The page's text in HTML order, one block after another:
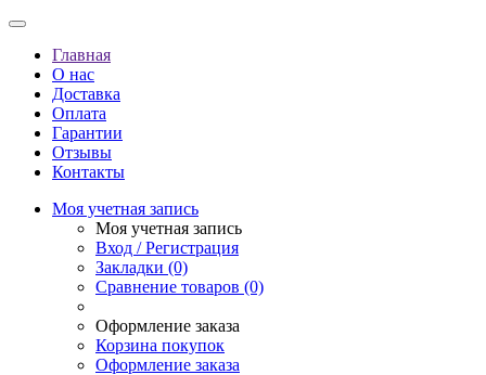
Главная
О нас
Доставка
Оплата
Гарантии
Отзывы
Контакты
Моя учетная запись
Моя учетная запись
Вход / Регистрация
Закладки (0)
Сравнение товаров (0)
Оформление заказа
Корзина покупок
Оформление заказа